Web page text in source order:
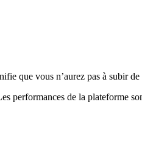
que vous n’aurez pas à subir
performances de la plateforme